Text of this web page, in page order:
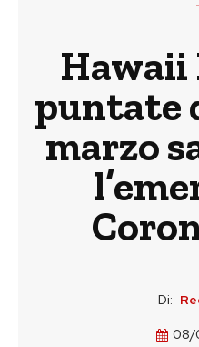
Hawaii
puntate
marzo
Di:
08/